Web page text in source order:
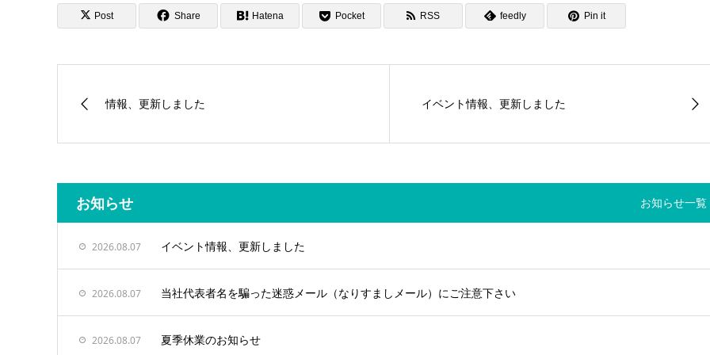
Post Share Hatena Pocket RSS feedly Pin it
情報、更新しました イベント情報、更新しました
お知らせ お知らせ一覧
2026.08.07 イベント情報、更新しました
2026.08.07 当社代表者名を騙った迷惑メール（なりすましメール）にご注意下さい
2026.08.07 夏季休業のお知らせ